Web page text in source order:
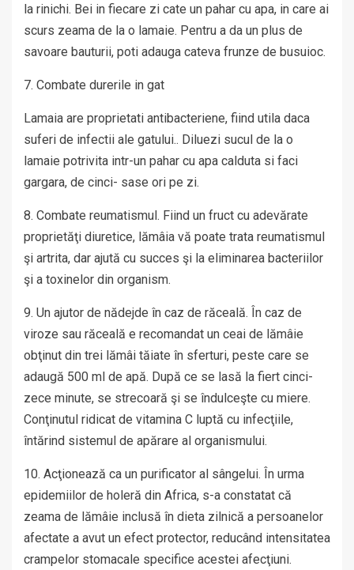
la rinichi. Bei in fiecare zi cate un pahar cu apa, in care ai
scurs zeama de la o lamaie. Pentru a da un plus de
savoare bauturii, poti adauga cateva frunze de busuioc.
7. Combate durerile in gat
Lamaia are proprietati antibacteriene, fiind utila daca
suferi de infectii ale gatului.. Diluezi sucul de la o
lamaie potrivita intr-un pahar cu apa calduta si faci
gargara, de cinci- sase ori pe zi.
8. Combate reumatismul. Fiind un fruct cu adevărate
proprietăţi diuretice, lămâia vă poate trata reumatismul
şi artrita, dar ajută cu succes şi la eliminarea bacteriilor
şi a toxinelor din organism.
9. Un ajutor de nădejde în caz de răceală. În caz de
viroze sau răceală e recomandat un ceai de lămâie
obţinut din trei lămâi tăiate în sferturi, peste care se
adaugă 500 ml de apă. După ce se lasă la fiert cinci-
zece minute, se strecoară şi se îndulceşte cu miere.
Conţinutul ridicat de vitamina C luptă cu infecţiile,
întărind sistemul de apărare al organismului.
10. Acţionează ca un purificator al sângelui. În urma
epidemiilor de holeră din Africa, s-a constatat că
zeama de lămâie inclusă în dieta zilnică a persoanelor
afectate a avut un efect protector, reducând intensitatea
crampelor stomacale specifice acestei afecţiuni.